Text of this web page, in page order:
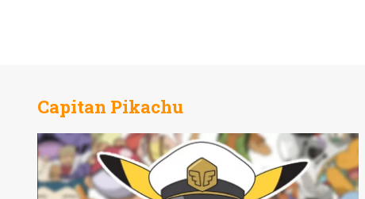
Capitan Pikachu